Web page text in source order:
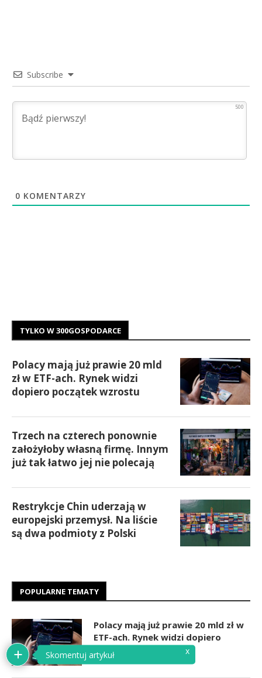
Subscribe
500
0 KOMENTARZY
TYLKO W 300GOSPODARCE
Polacy mają już prawie 20 mld
zł w ETF-ach. Rynek widzi
dopiero początek wzrostu
Trzech na czterech ponownie
założyłoby własną firmę. Innym
już tak łatwo jej nie polecają
Restrykcje Chin uderzają w
europejski przemysł. Na liście
są dwa podmioty z Polski
POPULARNE TEMATY
Polacy mają już prawie 20 mld zł w
ETF-ach. Rynek widzi dopiero
początek wzrostu
Skomentuj artykuł x